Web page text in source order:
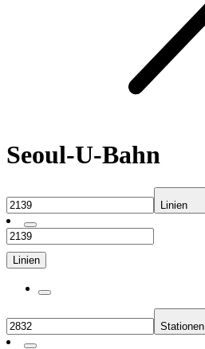
Seoul-U-Bahn
Linien
Linien
Stationen